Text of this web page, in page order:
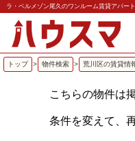
ラ・ベルメゾン尾久のワンルーム賃貸アパー
トップ > 物件検索 > 荒川区の賃貸情
こちらの物件は
条件を変えて、